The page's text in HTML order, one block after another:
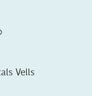
Vells